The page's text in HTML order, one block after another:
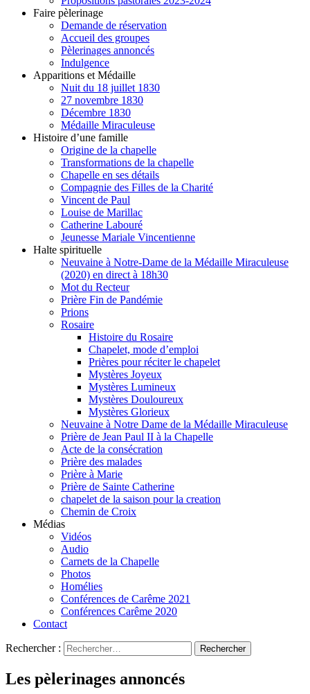
Faire pèlerinage
Demande de réservation
Accueil des groupes
Pèlerinages annoncés
Indulgence
Apparitions et Médaille
Nuit du 18 juillet 1830
27 novembre 1830
Décembre 1830
Médaille Miraculeuse
Histoire d’une famille
Origine de la chapelle
Transformations de la chapelle
Chapelle en ses détails
Compagnie des Filles de la Charité
Vincent de Paul
Louise de Marillac
Catherine Labouré
Jeunesse Mariale Vincentienne
Halte spirituelle
Neuvaine à Notre-Dame de la Médaille Miraculeuse
(2020) en direct à 18h30
Mot du Recteur
Prière Fin de Pandémie
Prions
Rosaire
Histoire du Rosaire
Chapelet, mode d’emploi
Prières pour réciter le chapelet
Mystères Joyeux
Mystères Lumineux
Mystères Douloureux
Mystères Glorieux
Neuvaine à Notre Dame de la Médaille Miraculeuse
Prière de Jean Paul II à la Chapelle
Acte de la consécration
Prière des malades
Prière à Marie
Prière de Sainte Catherine
chapelet de la saison pour la creation
Chemin de Croix
Médias
Vidéos
Audio
Carnets de la Chapelle
Photos
Homélies
Conférences de Carême 2021
Conférences Carême 2020
Contact
Rechercher :
Les pèlerinages annoncés